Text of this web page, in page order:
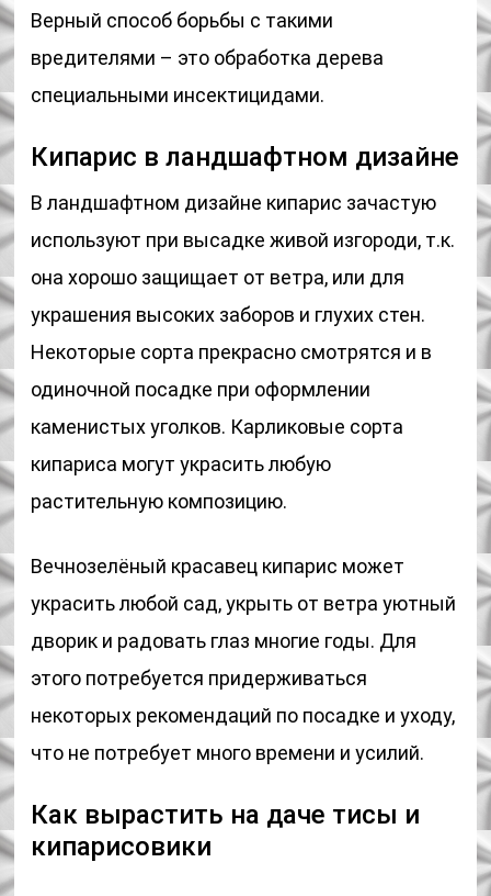
Верный способ борьбы с такими
вредителями – это обработка дерева
специальными инсектицидами.
Кипарис в ландшафтном дизайне
В ландшафтном дизайне кипарис зачастую
используют при высадке живой изгороди, т.к.
она хорошо защищает от ветра, или для
украшения высоких заборов и глухих стен.
Некоторые сорта прекрасно смотрятся и в
одиночной посадке при оформлении
каменистых уголков. Карликовые сорта
кипариса могут украсить любую
растительную композицию.
Вечнозелёный красавец кипарис может
украсить любой сад, укрыть от ветра уютный
дворик и радовать глаз многие годы. Для
этого потребуется придерживаться
некоторых рекомендаций по посадке и уходу,
что не потребует много времени и усилий.
Как вырастить на даче тисы и
кипарисовики